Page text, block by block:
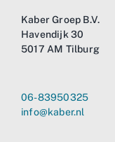
Kaber Groep B.V.
Havendijk 30
5017 AM Tilburg
06-83950325
info@kaber.nl